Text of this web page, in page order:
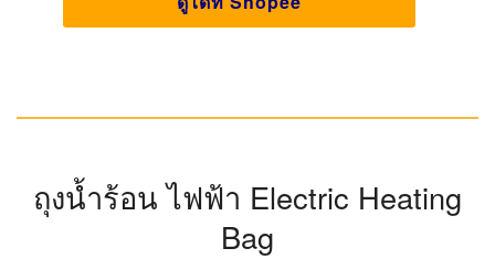
ถุงน้ำร้อน ไฟฟ้า Electric Heating
Bag